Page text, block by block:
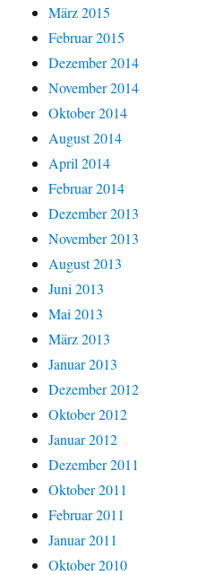
März 2015
Februar 2015
Dezember 2014
November 2014
Oktober 2014
August 2014
April 2014
Februar 2014
Dezember 2013
November 2013
August 2013
Juni 2013
Mai 2013
März 2013
Januar 2013
Dezember 2012
Oktober 2012
Januar 2012
Dezember 2011
Oktober 2011
Februar 2011
Januar 2011
Oktober 2010